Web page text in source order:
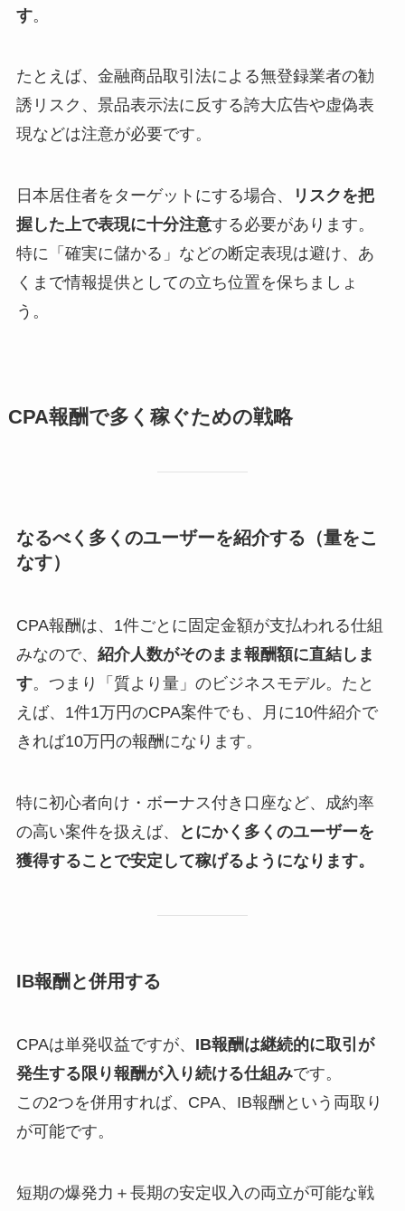
す。
たとえば、金融商品取引法による無登録業者の勧
誘リスク、景品表示法に反する誇大広告や虚偽表
現などは注意が必要です。
日本居住者をターゲットにする場合、
リスクを把
握した上で表現に十分注意する必要があります。
特に「確実に儲かる」などの断定表現は避け、あ
くまで情報提供としての立ち位置を保ちましょ
う。
CPA報酬で多く稼ぐための戦略
なるべく多くのユーザーを紹介する（量をこ
なす）
CPA報酬は、1件ごとに固定金額が支払われる仕組
みなので、 紹介人数がそのまま報酬額に直結しま
す。つまり「質より量」のビジネスモデル。たと
えば、1件1万円のCPA案件でも、月に10件紹介で
きれば10万円の報酬になります。
特に初心者向け・ボーナス付き口座など、成約率
の高い案件を扱えば、
とにかく多くのユーザーを
獲得することで安定して稼げるようになります。
IB報酬と併用する
CPAは単発収益ですが、 IB報酬は継続的に取引が
発生する限り報酬が入り続ける仕組みです。
この2つを併用すれば、CPA、IB報酬という両取り
が可能です。
短期の爆発力＋長期の安定収入の両立が可能な戦